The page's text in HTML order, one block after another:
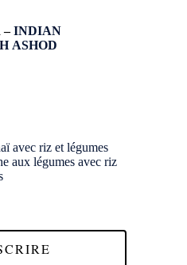
–INDIAN
ASHOD
avec riz et légumes
aux légumes avec riz